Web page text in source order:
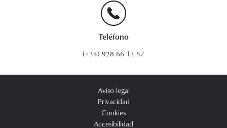
Teléfono
(+34) 928 66 13 57
Aviso legal
Privacidad
Cookies
Accesibilidad